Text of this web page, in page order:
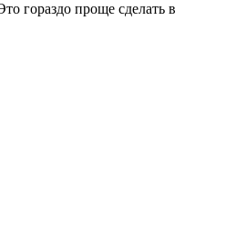
гораздо проще сделать в